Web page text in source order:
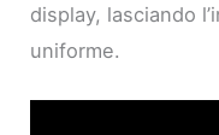
display, lasciando
uniforme.